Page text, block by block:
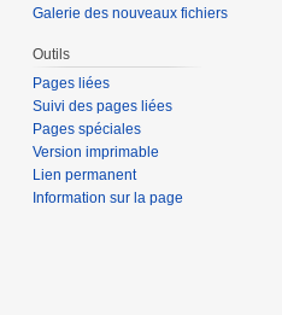
Galerie des nouveaux fichiers
Outils
Pages liées
Suivi des pages liées
Pages spéciales
Version imprimable
Lien permanent
Information sur la page